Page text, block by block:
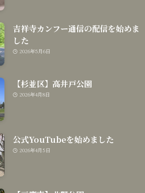
吉祥寺カンフー通信の配信を始めま
した
2026年5月6日
【杉並区】高井戸公園
2026年4月8日
公式YouTubeを始めました
2026年4月5日